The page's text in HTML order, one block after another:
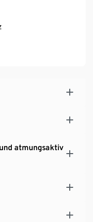
weich angeraute
atmungsaktiv